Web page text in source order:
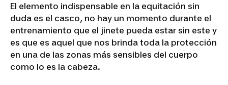
El elemento indispensable en la equitación sin
duda es el casco, no hay un momento durante el
entrenamiento que el jinete pueda estar sin este y
es que es aquel que nos brinda toda la protección
en una de las zonas más sensibles del cuerpo
como lo es la cabeza.